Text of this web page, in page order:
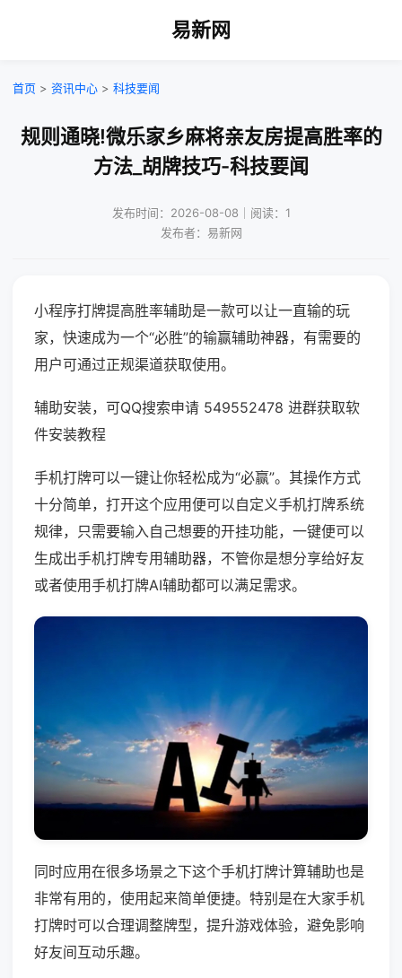
易新网
首页 > 资讯中心 > 科技要闻
规则通晓!微乐家乡麻将亲友房提高胜率的
方法_胡牌技巧-科技要闻
发布时间：2026-08-08｜阅读：1
发布者：易新网
小程序打牌提高胜率辅助是一款可以让一直输的玩
家，快速成为一个“必胜”的输赢辅助神器，有需要的
用户可通过正规渠道获取使用。
辅助安装，可QQ搜索申请 549552478 进群获取软
件安装教程
手机打牌可以一键让你轻松成为“必赢”。其操作方式
十分简单，打开这个应用便可以自定义手机打牌系统
规律，只需要输入自己想要的开挂功能，一键便可以
生成出手机打牌专用辅助器，不管你是想分享给好友
或者使用手机打牌AI辅助都可以满足需求。
同时应用在很多场景之下这个手机打牌计算辅助也是
非常有用的，使用起来简单便捷。特别是在大家手机
打牌时可以合理调整牌型，提升游戏体验，避免影响
好友间互动乐趣。